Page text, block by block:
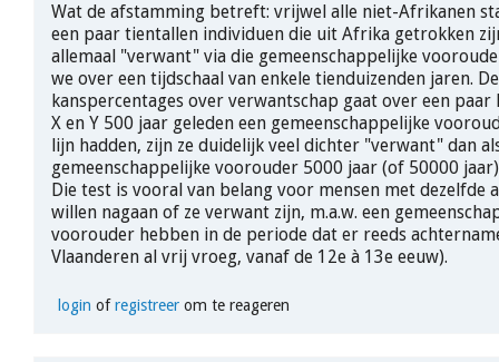
Wat de afstamming betreft: vrijwel alle niet-Afrikanen
een paar tientallen individuen die uit Afrika getrokken
allemaal "verwant" via die gemeenschappelijke
we over een tijdschaal van enkele tienduizenden jaren.
kanspercentages over verwantschap gaat over een paar
X en Y 500 jaar geleden een gemeenschappelijke
lijn hadden, zijn ze duidelijk veel dichter "verwant" dan
gemeenschappelijke voorouder 5000 jaar (of 50000
Die test is vooral van belang voor mensen met dezelfde
willen nagaan of ze verwant zijn, m.a.w. een
voorouder hebben in de periode dat er reeds
Vlaanderen al vrij vroeg, vanaf de 12e à 13e eeuw).
login ofregistreerom te reageren